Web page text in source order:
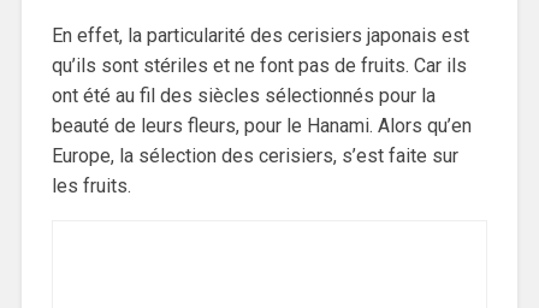
En effet, la particularité des cerisiers japonais est
qu’ils sont stériles et ne font pas de fruits. Car ils
ont été au fil des siècles sélectionnés pour la
beauté de leurs fleurs, pour le Hanami. Alors qu’en
Europe, la sélection des cerisiers, s’est faite sur
les fruits.